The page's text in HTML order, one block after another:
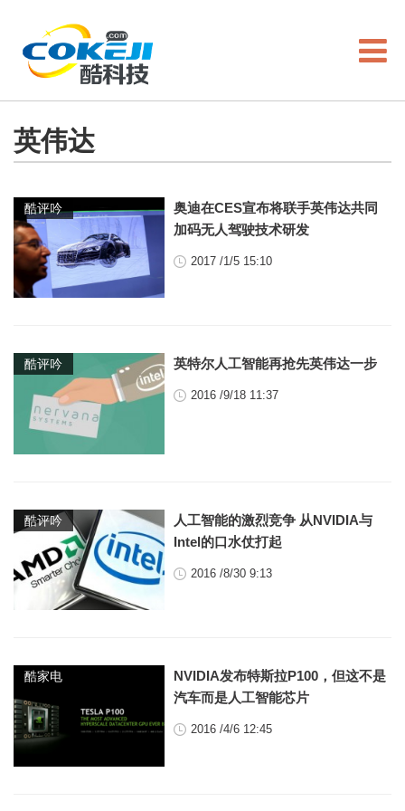
英伟达
酷评吟
奥迪在CES宣布将联手英伟达共同
加码无人驾驶技术研发
2017 /1/5 15:10
酷评吟 英特尔人工智能再抢先英伟达一步
2016 /9/18 11:37
酷评吟
人工智能的激烈竞争 从NVIDIA与
Intel的口水仗打起
2016 /8/30 9:13
酷家电
NVIDIA发布特斯拉P100，但这不是
汽车而是人工智能芯片
2016 /4/6 12:45